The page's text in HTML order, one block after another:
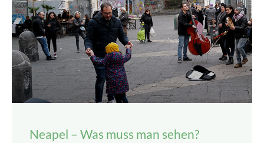
Neapel – Was muss man sehen?